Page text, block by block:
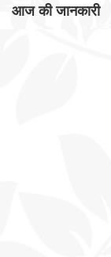
आज की जानकारी